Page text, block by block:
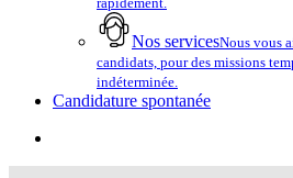
Nos servicesNous vous
candidats, pour des missions
indéterminée.
Candidature spontanée